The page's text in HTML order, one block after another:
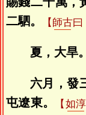
二駟。
【 師古曰
夏，大旱。
六月，發
屯遼東。
【 如淳